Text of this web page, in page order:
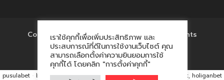
Copyright © 2017 'โรงงานของพรีเมี่ยม' All Rights
Reserved.
เราใช้คุกกี้เพื่อเพิ่มประสิทธิภาพ และ
ประสบการณ์ที่ดีในการใช้งานเว็บไซต์ คุณ
สามารถเลือกตั้งค่าความยินยอมการใช้
คุกกี้ได้ โดยคลิก "การตั้งค่าคุกกี้"
pusulabet · betyap · avrupabet · matbet, matbet giriş ·
holiganbet, holiganbet